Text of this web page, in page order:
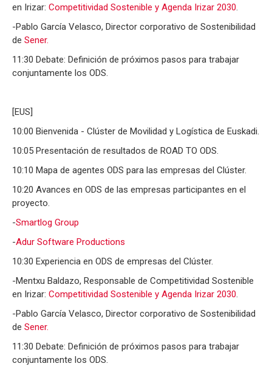
en Irizar: Competitividad Sostenible y Agenda Irizar 2030.
-Pablo García Velasco, Director corporativo de Sostenibilidad
de Sener.
11:30 Debate: Definición de próximos pasos para trabajar
conjuntamente los ODS.
[EUS]
10:00 Bienvenida - Clúster de Movilidad y Logística de Euskadi.
10:05 Presentación de resultados de ROAD TO ODS.
10:10 Mapa de agentes ODS para las empresas del Clúster.
10:20 Avances en ODS de las empresas participantes en el
proyecto.
-Smartlog Group
-Adur Software Productions
10:30 Experiencia en ODS de empresas del Clúster.
-Mentxu Baldazo, Responsable de Competitividad Sostenible
en Irizar: Competitividad Sostenible y Agenda Irizar 2030.
-Pablo García Velasco, Director corporativo de Sostenibilidad
de Sener.
11:30 Debate: Definición de próximos pasos para trabajar
conjuntamente los ODS.